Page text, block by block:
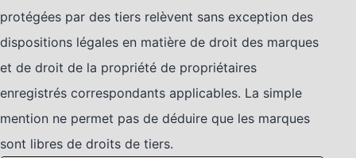
protégées par des tiers relèvent sans exception des
dispositions légales en matière de droit des marques
et de droit de la propriété de propriétaires
enregistrés correspondants applicables. La simple
mention ne permet pas de déduire que les marques
sont libres de droits de tiers.